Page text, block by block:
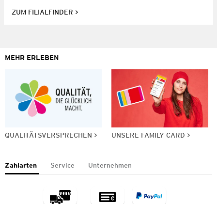
ZUM FILIALFINDER
MEHR ERLEBEN
QUALITÄTSVERSPRECHEN UNSERE FAMILY CARD
Zahlarten Service Unternehmen